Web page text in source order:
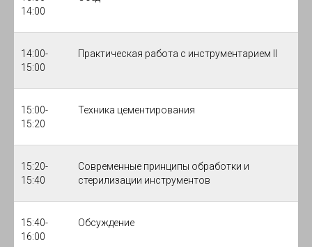
14:00
14:00-
15:00
Практическая работа с инструментарием II
15:00-
15:20
Техника цементирования
15:20-
15:40
Современные принципы обработки и
стерилизации инструментов
15:40-
16:00
Обсуждение